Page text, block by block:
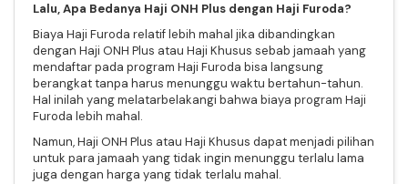
Lalu, Apa Bedanya Haji ONH Plus dengan Haji Furoda?
Biaya Haji Furoda relatif lebih mahal jika dibandingkan
dengan Haji ONH Plus atau Haji Khusus sebab jamaah yang
mendaftar pada program Haji Furoda bisa langsung
berangkat tanpa harus menunggu waktu bertahun-tahun.
Hal inilah yang melatarbelakangi bahwa biaya program Haji
Furoda lebih mahal.
Namun, Haji ONH Plus atau Haji Khusus dapat menjadi pilihan
untuk para jamaah yang tidak ingin menunggu terlalu lama
juga dengan harga yang tidak terlalu mahal.